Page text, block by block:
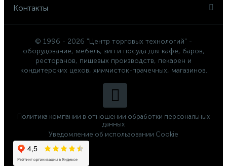
Контакты
© 1996 - 2026 "Центр торговых технологий" -
оборудование, мебель, зип и посуда для кафе, баров,
ресторанов, пищевых производств, пекарен и
кондитерских цехов, химчисток-прачечных, магазинов.
Политика компании в отношении обработки персональных
данных
Уведомление об использовании Cookie